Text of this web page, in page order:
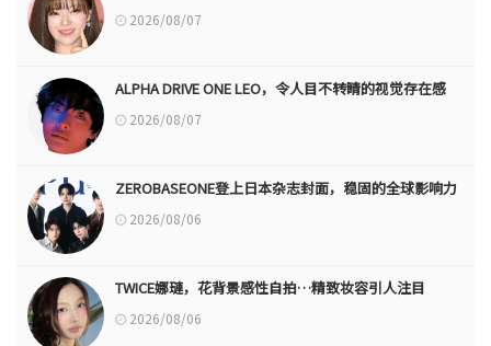
2026/08/07
ALPHA DRIVE ONE LEO，令人目不转睛的视觉存在感
2026/08/07
ZEROBASEONE登上日本杂志封面，稳固的全球影响力
2026/08/06
TWICE娜璉，花背景感性自拍…精致妆容引人注目
2026/08/06